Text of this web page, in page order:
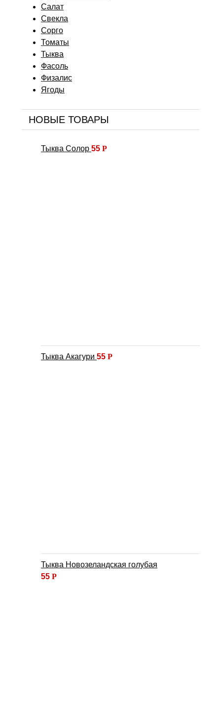
Салат
Свекла
Сорго
Томаты
Тыква
Фасоль
Физалис
Ягоды
НОВЫЕ ТОВАРЫ
Тыква Солор 55 Р
Тыква Акагури 55 Р
Тыква Новозеландская голубая
55 Р